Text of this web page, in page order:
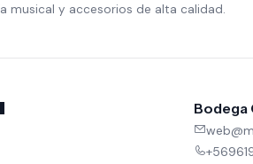
musical y accesorios de alta calidad.
Bodega